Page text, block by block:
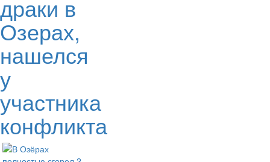
драки в
Озерах,
нашелся
у
участника
конфликта